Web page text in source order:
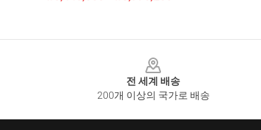
전 세계 배송
200개 이상의 국가로 배송